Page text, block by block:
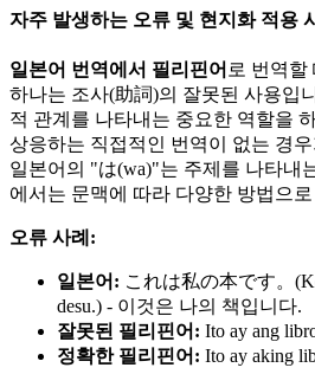
자주 발생하는 오류 및 현지화 적용
일본어 번역에서 필리핀어 로 번역할
하나는 조사(助詞)의 잘못된 사용입
적 관계를 나타내는 중요한 역할을
상응하는 직접적인 번역이 없는 경
일본어의 "は(wa)"는 주제를 나타내
에서는 문맥에 따라 다양한 방법으
오류 사례:
일본어: これは私の本です。
desu.) - 이것은 나의 책입니다.
잘못된 필리핀어: Ito ay ang
정확한 필리핀어: Ito ay aking